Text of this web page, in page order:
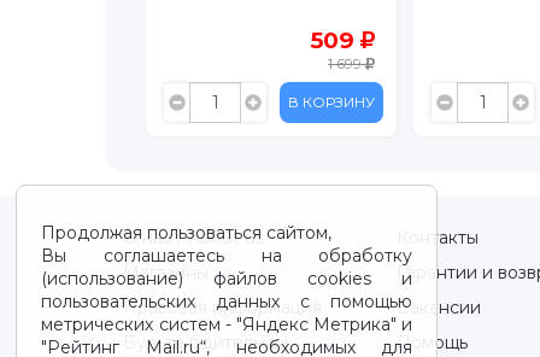
509
1 699
В КОРЗИНУ
Продолжая пользоваться сайтом,
Вы соглашаетесь на обработку
(использование) файлов cookies и
пользовательских данных с помощью
метрических систем - "Яндекс Метрика" и
"Рейтинг Mail.ru“, необходимых для
О нас / About us
Контакты
Магазины
Гарантии и
Правовая информация
Вакансии
Будьте бдительны!
Помощь